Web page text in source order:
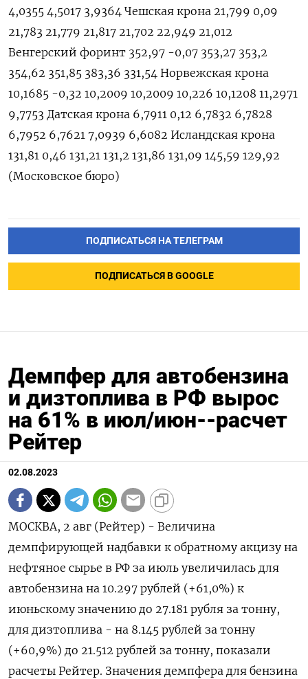
4,0355 4,5017 3,9364 Чешская крона 21,799 0,09
21,783 21,779 21,817 21,702 22,949 21,012
Венгерский форинт 352,97 -0,07 353,27 353,2
354,62 351,85 383,36 331,54 Норвежская крона
10,1685 -0,32 10,2009 10,2009 10,226 10,1208 11,2971
9,7753 Датская крона 6,7911 0,12 6,7832 6,7828
6,7952 6,7621 7,0939 6,6082 Исландская крона
131,81 0,46 131,21 131,2 131,86 131,09 145,59 129,92
(Московское бюро)
ПОДПИСАТЬСЯ НА ТЕЛЕГРАМ
ПОДПИСАТЬСЯ В GOOGLE
Демпфер для автобензина
и дизтоплива в РФ вырос
на 61% в июл/июн--расчет
Рейтер
02.08.2023
МОСКВА, 2 авг (Рейтер) - Величина
демпфирующей надбавки к обратному акцизу на
нефтяное сырье в РФ за июль увеличилась для
автобензина на 10.297 рублей (+61,0%) к
июньскому значению до 27.181 рубля за тонну,
для дизтоплива - на 8.145 рублей за тонну
(+60,9%) до 21.512 рублей за тонну, показали
расчеты Рейтер. Значения демпфера для бензина